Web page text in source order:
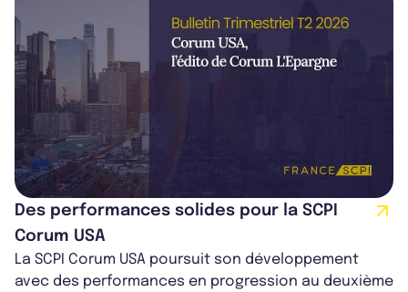
Des performances solides pour la SCPI
Corum USA
La SCPI Corum USA poursuit son développement
avec des performances en progression au deuxième